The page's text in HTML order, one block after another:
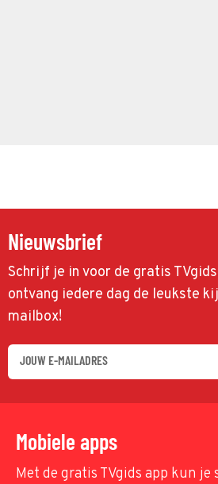
Nieuwsbrief
Schrijf je in voor de gratis
ontvang iedere dag de leukste
mailbox!
Mobiele apps
Met de gratis TVgids app kun je